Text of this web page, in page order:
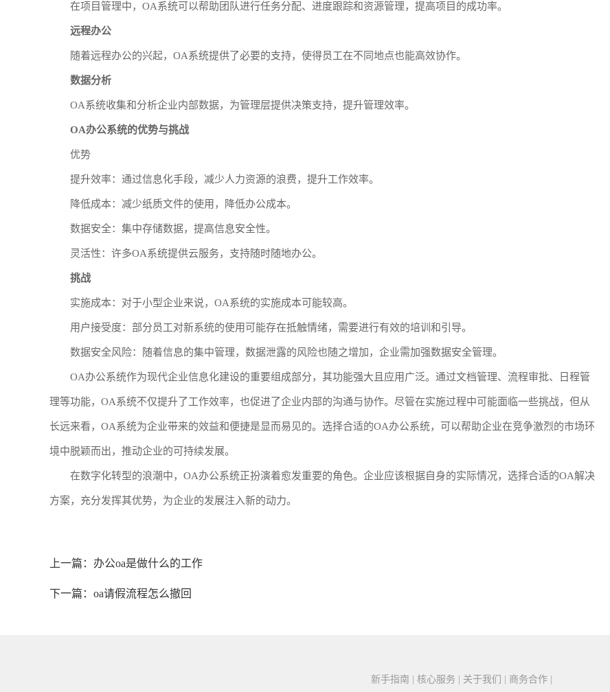
在项目管理中，OA系统可以帮助团队进行任务分配、进度跟踪和资源管理，提高项目的成功率。
远程办公
随着远程办公的兴起，OA系统提供了必要的支持，使得员工在不同地点也能高效协作。
数据分析
OA系统收集和分析企业内部数据，为管理层提供决策支持，提升管理效率。
OA办公系统的优势与挑战
优势
提升效率：通过信息化手段，减少人力资源的浪费，提升工作效率。
降低成本：减少纸质文件的使用，降低办公成本。
数据安全：集中存储数据，提高信息安全性。
灵活性：许多OA系统提供云服务，支持随时随地办公。
挑战
实施成本：对于小型企业来说，OA系统的实施成本可能较高。
用户接受度：部分员工对新系统的使用可能存在抵触情绪，需要进行有效的培训和引导。
数据安全风险：随着信息的集中管理，数据泄露的风险也随之增加，企业需加强数据安全管理。
OA办公系统作为现代企业信息化建设的重要组成部分，其功能强大且应用广泛。通过文档管理、流程审批、日程管
理等功能，OA系统不仅提升了工作效率，也促进了企业内部的沟通与协作。尽管在实施过程中可能面临一些挑战，但从
长远来看，OA系统为企业带来的效益和便捷是显而易见的。选择合适的OA办公系统，可以帮助企业在竞争激烈的市场环
境中脱颖而出，推动企业的可持续发展。
在数字化转型的浪潮中，OA办公系统正扮演着愈发重要的角色。企业应该根据自身的实际情况，选择合适的OA解决
方案，充分发挥其优势，为企业的发展注入新的动力。
上一篇： 办公oa是做什么的工作
下一篇： oa请假流程怎么撤回
新手指南 | 核心服务 | 关于我们 | 商务合作 |